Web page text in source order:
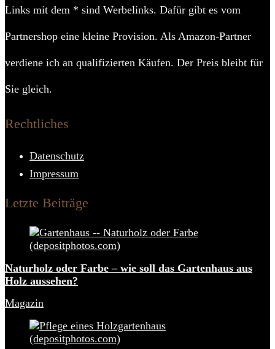
Links mit dem * sind Werbelinks. Dafür gibt es vom
Partnershop eine kleine Provision. Als Amazon-Partner
verdiene ich an qualifizierten Käufen. Der Preis bleibt für
Sie gleich.
Rechtliches
Datenschutz
Impressum
Letzte Beiträge
Naturholz oder Farbe – wie soll das Gartenhaus aus
Holz aussehen?
Magazin